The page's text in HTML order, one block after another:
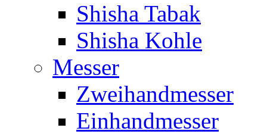
Shisha Tabak
Shisha Kohle
Messer
Zweihandmesser
Einhandmesser